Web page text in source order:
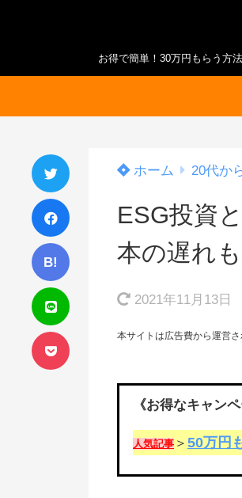
お得で簡単！30万円もらう方法
B!
ホーム 20代か
ESG投資
本の遅れ
2021年11月13日
本サイトは広告費から運営さ
《お得なキャン
人気記事 ＞ 50万円